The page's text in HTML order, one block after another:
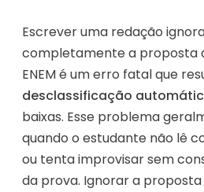
Escrever uma redação
completamente a proposta
ENEM é um erro fatal que
desclassificação
baixas. Esse problema
quando o estudante não lê
ou tenta improvisar sem
da prova. Ignorar a